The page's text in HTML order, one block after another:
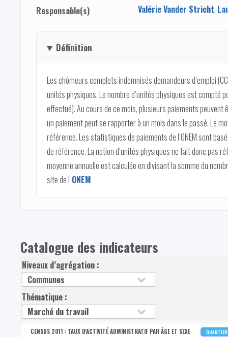
Responsable(s)
Valérie Vander Stricht,
Définition
Les chômeurs complets indemnisés demandeurs d’emploi
unités physiques. Le nombre d’unités physiques est compté
effectué). Au cours de ce mois, plusieurs paiements
un paiement peut se rapporter à un mois dans le passé. Le
référence. Les statistiques de paiements de l’ONEM sont
de référence. La notion d’unités physiques ne fait donc pas
moyenne annuelle est calculée en divisant la somme du
site de l'ONEM
Catalogue des indicateurs
Niveaux d’agrégation :
Thématique :
CENSUS 2011 : TAUX D'ACTIVITÉ ADMINISTRATIF PAR ÂGE ET SEXE QUARTIER